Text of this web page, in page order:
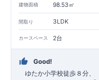
建物面積 98.53㎡
間取り 3LDK
カースペース 2台
Good!
ゆたか小学校徒歩８分